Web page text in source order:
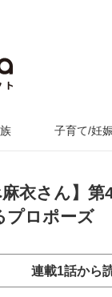
子育て/妊
麻衣さん】
プロポーズ
連載1話から